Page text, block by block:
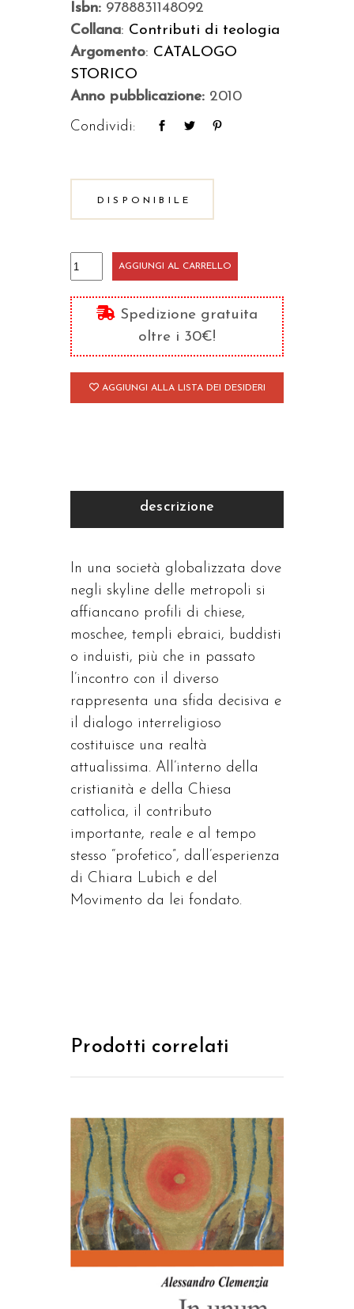
Isbn: 9788831148092
Collana: Contributi di teologia
Argomento: CATALOGO
STORICO
Anno pubblicazione: 2010
Condividi:
DISPONIBILE
Spiritualità
di
comunione
e
dialogo
interreligioso
quantità
AGGIUNGI AL CARRELLO
Spedizione gratuita
oltre i 30€!
AGGIUNGI ALLA LISTA DEI DESIDERI
descrizione
In una società globalizzata dove
negli skyline delle metropoli si
affiancano profili di chiese,
moschee, templi ebraici, buddisti
o induisti, più che in passato
l’incontro con il diverso
rappresenta una sfida decisiva e
il dialogo interreligioso
costituisce una realtà
attualissima. All’interno della
cristianità e della Chiesa
cattolica, il contributo
importante, reale e al tempo
stesso “profetico”, dall’esperienza
di Chiara Lubich e del
Movimento da lei fondato.
Prodotti correlati
AGGIUNGI AL CARRELLO